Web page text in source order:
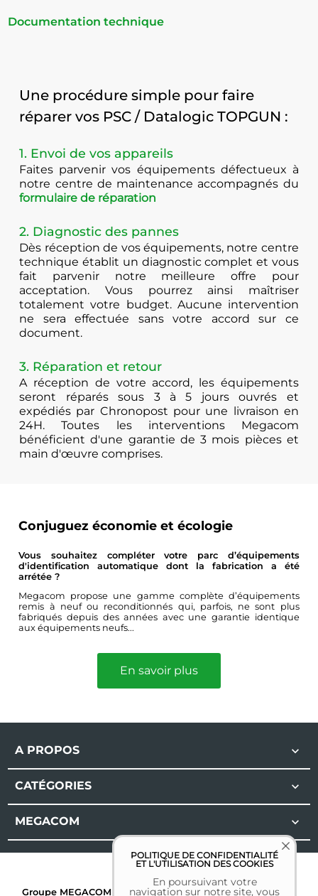
Documentation technique
Une procédure simple pour faire
réparer vos PSC / Datalogic TOPGUN :
1. Envoi de vos appareils
Faites parvenir vos équipements défectueux à
notre centre de maintenance accompagnés du
formulaire de réparation
2. Diagnostic des pannes
Dès réception de vos équipements, notre centre
technique établit un diagnostic complet et vous
fait parvenir notre meilleure offre pour
acceptation. Vous pourrez ainsi maîtriser
totalement votre budget. Aucune intervention
ne sera effectuée sans votre accord sur ce
document.
3. Réparation et retour
A réception de votre accord, les équipements
seront réparés sous 3 à 5 jours ouvrés et
expédiés par Chronopost pour une livraison en
24H. Toutes les interventions Megacom
bénéficient d'une garantie de 3 mois pièces et
main d'œuvre comprises.
Conjuguez économie et écologie
Vous souhaitez compléter votre parc d’équipements
d'identification automatique dont la fabrication a été
arrétée ?
Megacom propose une gamme complète d’équipements
remis à neuf ou reconditionnés qui, parfois, ne sont plus
fabriqués depuis des années avec une garantie identique
aux équipements neufs...
En savoir plus
A PROPOS 
CATÉGORIES 
MEGACOM 
POLITIQUE DE CONFIDENTIALITÉ
ET L'UTILISATION DES COOKIES
En poursuivant votre
navigation sur notre site, vous
Groupe MEGACOM | Tous droits réservés | 2026 |Mentions